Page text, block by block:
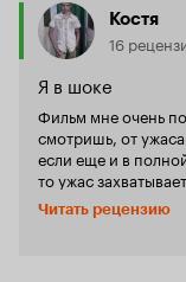
Костя
16
Я в шоке
Фильм мне очень
смотришь, от
если еще и в
то ужас
мне понравилось в
неожиданность,
Читать рецензию